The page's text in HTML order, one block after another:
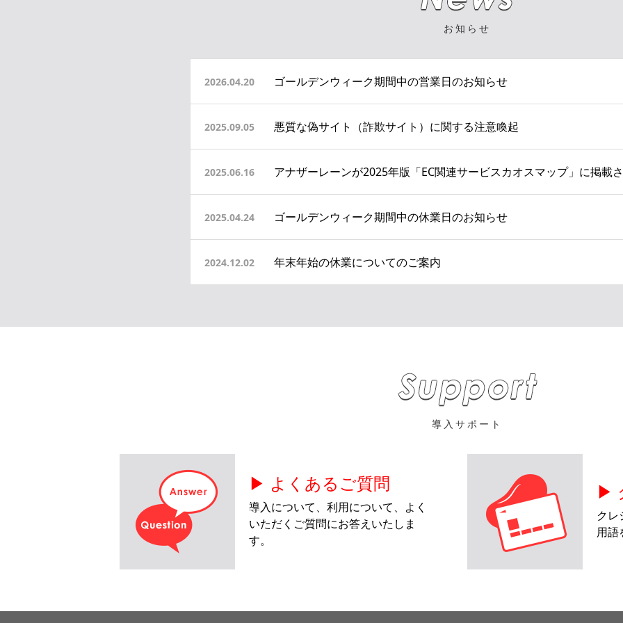
お知らせ
2026.04.20 ゴールデンウィーク期間中の営業日のお知らせ
2025.09.05 悪質な偽サイト（詐欺サイト）に関する注意喚起
2025.06.16 アナザーレーンが2025年版「EC関連サービスカオスマップ」に掲載さ
2025.04.24 ゴールデンウィーク期間中の休業日のお知らせ
2024.12.02 年末年始の休業についてのご案内
導入サポート
▶ よくあるご質問
導入について、利用について、よく
いただくご質問にお答えいたしま
す。
▶
クレ
用語